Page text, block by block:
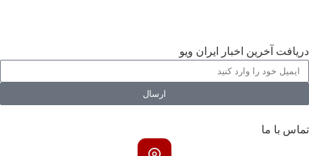
دریافت آخرین اخبار ایران ویو
ارسال
تماس با ما